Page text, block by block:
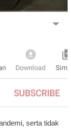
serta tidak